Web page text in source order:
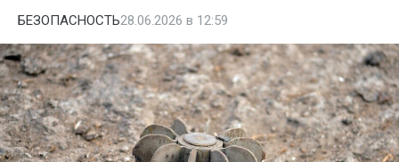
БЕЗОПАСНОСТЬ28.06.2026 в 12:59